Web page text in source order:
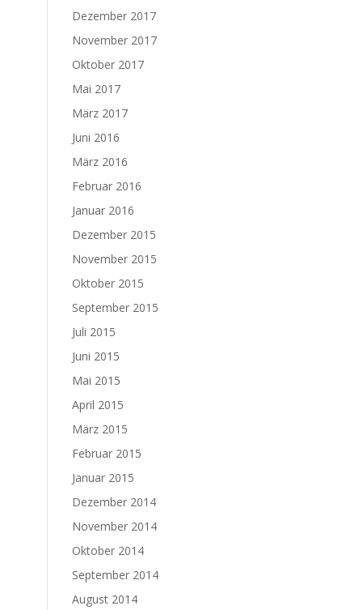
Dezember 2017
November 2017
Oktober 2017
Mai 2017
März 2017
Juni 2016
März 2016
Februar 2016
Januar 2016
Dezember 2015
November 2015
Oktober 2015
September 2015
Juli 2015
Juni 2015
Mai 2015
April 2015
März 2015
Februar 2015
Januar 2015
Dezember 2014
November 2014
Oktober 2014
September 2014
August 2014